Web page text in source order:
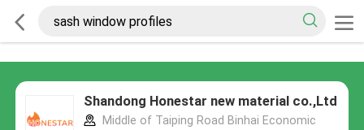
Shandong Honestar new material co.,Ltd
Middle of Taiping Road Binhai Economic